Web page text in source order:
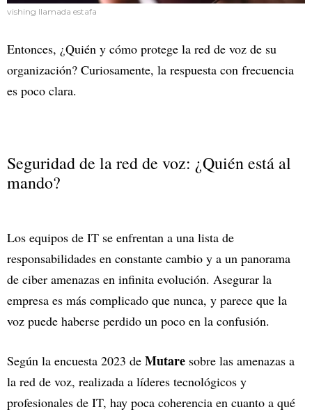
vishing llamada estafa
Entonces, ¿Quién y cómo protege la red de voz de su
organización? Curiosamente, la respuesta con frecuencia
es poco clara.
Seguridad de la red de voz: ¿Quién está al
mando?
Los equipos de IT se enfrentan a una lista de
responsabilidades en constante cambio y a un panorama
de ciber amenazas en infinita evolución. Asegurar la
empresa es más complicado que nunca, y parece que la
voz puede haberse perdido un poco en la confusión.
Según la encuesta 2023 de Mutare sobre las amenazas a
la red de voz, realizada a líderes tecnológicos y
profesionales de IT, hay poca coherencia en cuanto a qué